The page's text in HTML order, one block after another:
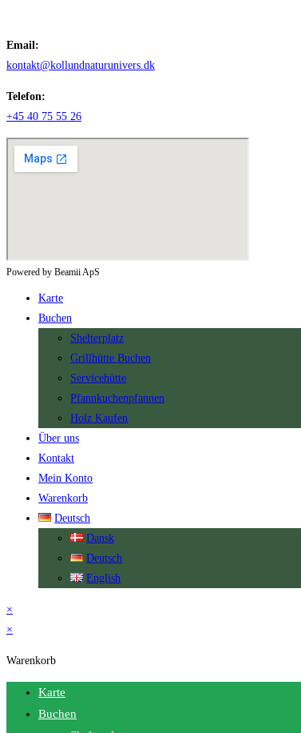
Email:
kontakt@kollundnaturunivers.dk
Telefon:
+45 40 75 55 26
Powered by Beamii ApS
Karte
Buchen
Shelterplatz
Grillhütte Buchen
Servicehütte
Pfannkuchenpfannen
Holz Kaufen
Über uns
Kontakt
Mein Konto
Warenkorb
Deutsch
Dansk
Deutsch
English
×
×
Warenkorb
Karte
Buchen